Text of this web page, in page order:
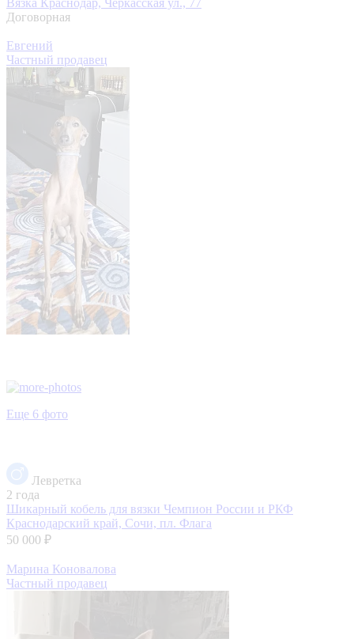
Договорная
Евгений
Частный продавец
Еще 6 фото
Левретка
2 года
Шикарный кобель для вязки Чемпион России и РКФ
Краснодарский край, Сочи, пл. Флага
50 000 ₽
Марина Коновалова
Частный продавец